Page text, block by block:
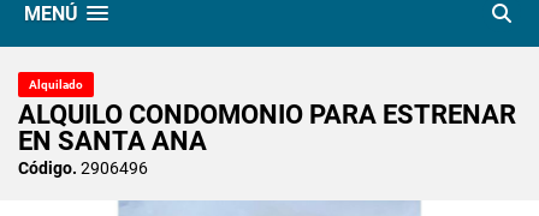
MENÚ
Alquilado
ALQUILO CONDOMONIO PARA ESTRENAR
EN SANTA ANA
Código. 2906496